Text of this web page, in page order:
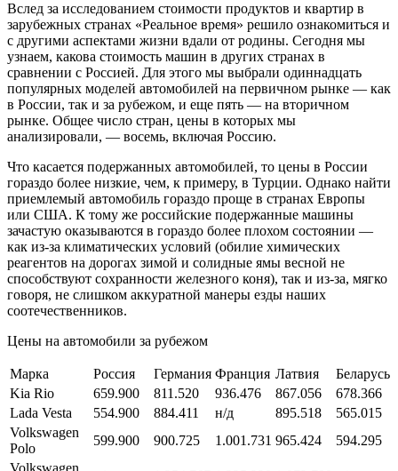
Вслед за исследованием стоимости продуктов и квартир в
зарубежных странах «Реальное время» решило ознакомиться и
с другими аспектами жизни вдали от родины. Сегодня мы
узнаем, какова стоимость машин в других странах в
сравнении с Россией. Для этого мы выбрали одиннадцать
популярных моделей автомобилей на первичном рынке — как
в России, так и за рубежом, и еще пять — на вторичном
рынке. Общее число стран, цены в которых мы
анализировали, — восемь, включая Россию.
Что касается подержанных автомобилей, то цены в России
гораздо более низкие, чем, к примеру, в Турции. Однако найти
приемлемый автомобиль гораздо проще в странах Европы
или США. К тому же российские подержанные машины
зачастую оказываются в гораздо более плохом состоянии —
как из-за климатических условий (обилие химических
реагентов на дорогах зимой и солидные ямы весной не
способствуют сохранности железного коня), так и из-за, мягко
говоря, не слишком аккуратной манеры езды наших
соотечественников.
Цены на автомобили за рубежом
Марка Россия Германия Франция Латвия
Беларусь
Kia Rio
659.900 811.520 936.476 867.056
678.366
Lada Vesta
554.900 884.411 н/д 895.518
565.015
Volkswagen
Polo
599.900 900.725 1.001.731 965.424
594.295